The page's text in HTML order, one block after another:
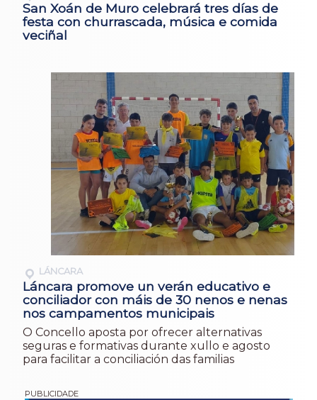
San Xoán de Muro celebrará tres días de
festa con churrascada, música e comida
veciñal
LÁNCARA
Láncara promove un verán educativo e
conciliador con máis de 30 nenos e nenas
nos campamentos municipais
O Concello aposta por ofrecer alternativas
seguras e formativas durante xullo e agosto
para facilitar a conciliación das familias